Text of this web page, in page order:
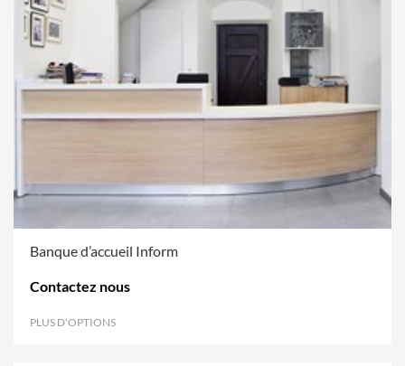
Banque d’accueil Inform
Contactez nous
PLUS D'OPTIONS